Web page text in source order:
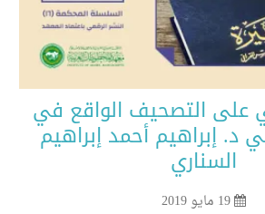
التصحيف الواقع في
إبراهيم أحمد إبراهيم
السناري